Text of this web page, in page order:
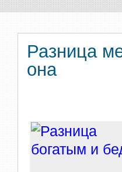
Разница
она